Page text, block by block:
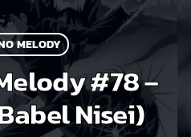
MELODY
#78 –
Nisei)